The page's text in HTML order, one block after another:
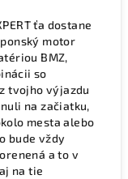
ťa dostane
motor
BMZ,
so
tvojho výjazdu
na začiatku,
mesta alebo
bude vždy
a to v
na tie